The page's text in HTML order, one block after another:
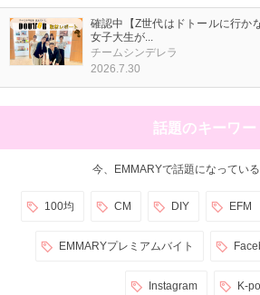
確認中【Z世代はドトールに行か
女子大生が...
チームシンデレラ
2026.7.30
話題のキーワー
今、EMMARYで話題になってい
100均 CM DIY EFM
EMMARYプレミアムバイト
Instagram K-